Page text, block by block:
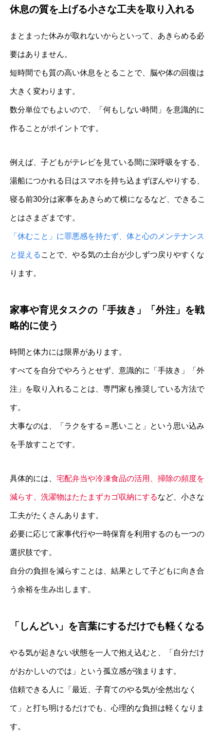
休息の質を上げる小さな工夫を取り入れる
まとまった休みが取れないからといって、あきらめる必
要はありません。
短時間でも質の高い休息をとることで、脳や体の回復は
大きく変わります。
数分単位でもよいので、「何もしない時間」を意識的に
作ることがポイントです。
例えば、子どもがテレビを見ている間に深呼吸をする、
湯船につかれる日はスマホを持ち込まずぼんやりする、
寝る前30分は家事をあきらめて横になるなど、できるこ
とはさまざまです。
「休むこと」に罪悪感を持たず、体と心のメンテナンス
と捉える ことで、やる気の土台が少しずつ戻りやすくな
ります。
家事や育児タスクの「手抜き」「外注」を戦
略的に使う
時間と体力には限界があります。
すべてを自分でやろうとせず、意識的に「手抜き」「外
注」を取り入れることは、専門家も推奨している方法で
す。
大事なのは、「ラクをする＝悪いこと」という思い込み
を手放すことです。
具体的には、 宅配弁当や冷凍食品の活用、掃除の頻度を
減らす、洗濯物はたたまずカゴ収納にするなど、小さな
工夫がたくさんあります。
必要に応じて家事代行や一時保育を利用するのも一つの
選択肢です。
自分の負担を減らすことは、結果として子どもに向き合
う余裕を生み出します。
「しんどい」を言葉にするだけでも軽くなる
やる気が起きない状態を一人で抱え込むと、「自分だけ
がおかしいのでは」という孤立感が強まります。
信頼できる人に「最近、子育てのやる気が全然出なく
て」と打ち明けるだけでも、心理的な負担は軽くなりま
す。